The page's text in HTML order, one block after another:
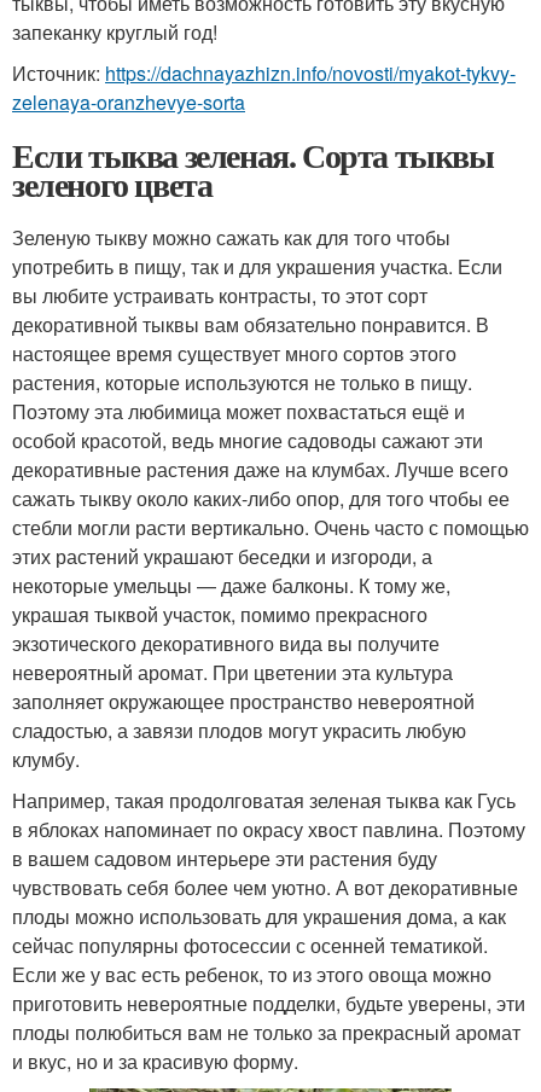
запеканку круглый год!
Источник: https://dachnayazhizn.info/novosti/myakot-tykvy-
zelenaya-oranzhevye-sorta
Если тыква зеленая. Сорта тыквы
зеленого цвета
Зеленую тыкву можно сажать как для того чтобы
употребить в пищу, так и для украшения участка. Если
вы любите устраивать контрасты, то этот сорт
декоративной тыквы вам обязательно понравится. В
настоящее время существует много сортов этого
растения, которые используются не только в пищу.
Поэтому эта любимица может похвастаться ещё и
особой красотой, ведь многие садоводы сажают эти
декоративные растения даже на клумбах. Лучше всего
сажать тыкву около каких-либо опор, для того чтобы ее
стебли могли расти вертикально. Очень часто с помощью
этих растений украшают беседки и изгороди, а
некоторые умельцы — даже балконы. К тому же,
украшая тыквой участок, помимо прекрасного
экзотического декоративного вида вы получите
невероятный аромат. При цветении эта культура
заполняет окружающее пространство невероятной
сладостью, а завязи плодов могут украсить любую
клумбу.
Например, такая продолговатая зеленая тыква как Гусь
в яблоках напоминает по окрасу хвост павлина. Поэтому
в вашем садовом интерьере эти растения буду
чувствовать себя более чем уютно. А вот декоративные
плоды можно использовать для украшения дома, а как
сейчас популярны фотосессии с осенней тематикой.
Если же у вас есть ребенок, то из этого овоща можно
приготовить невероятные подделки, будьте уверены, эти
плоды полюбиться вам не только за прекрасный аромат
и вкус, но и за красивую форму.